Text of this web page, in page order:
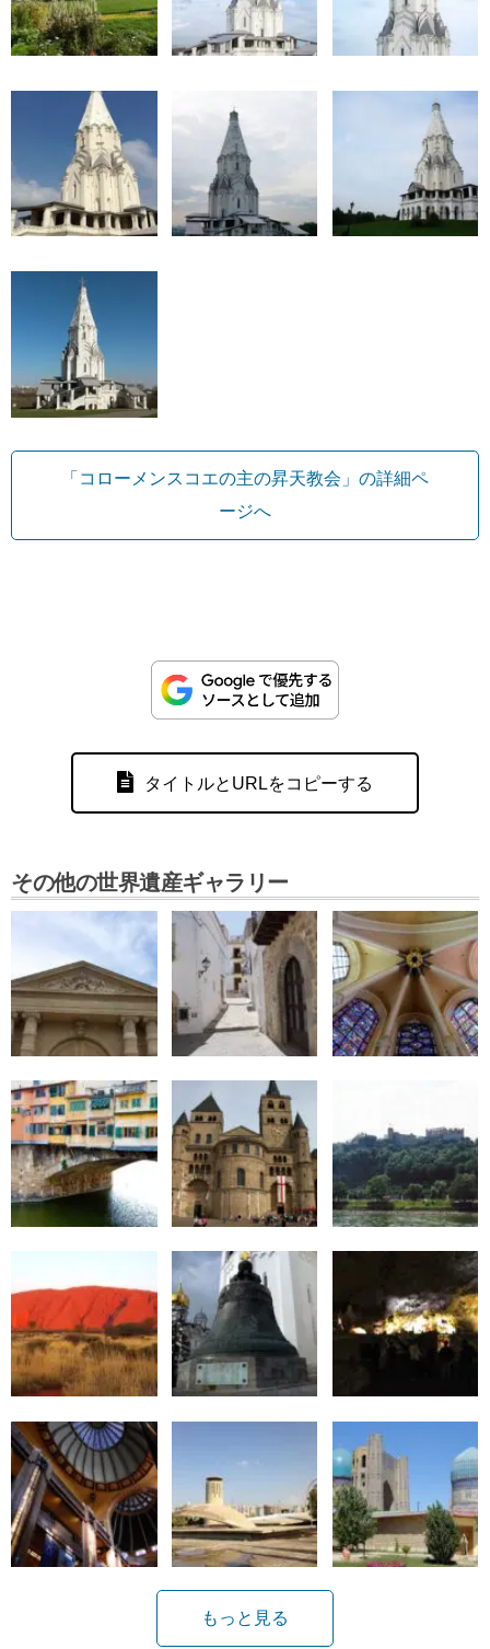
「コローメンスコエの主の昇天教会」の詳細ペ
ージへ
タイトルとURLをコピーする
その他の世界遺産ギャラリー
もっと見る